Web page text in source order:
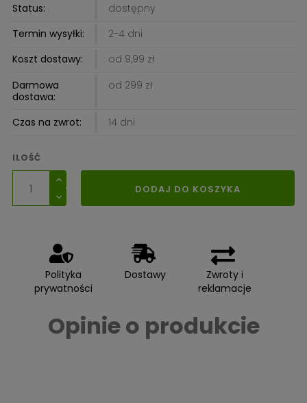
Status:
dostępny
Termin wysyłki:
2-4 dni
Koszt dostawy:
od 9,99 zł
Darmowa
dostawa:
od 299 zł
Czas na zwrot: 14 dni
ILOŚĆ
DODAJ DO KOSZYKA
Polityka
prywatności
Dostawy
Zwroty i
reklamacje
Opinie o produkcie